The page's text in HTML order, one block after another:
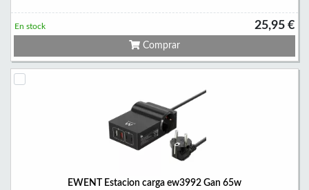
25,95 €
En stock
Comprar
EWENT Estacion carga ew3992 Gan 65w